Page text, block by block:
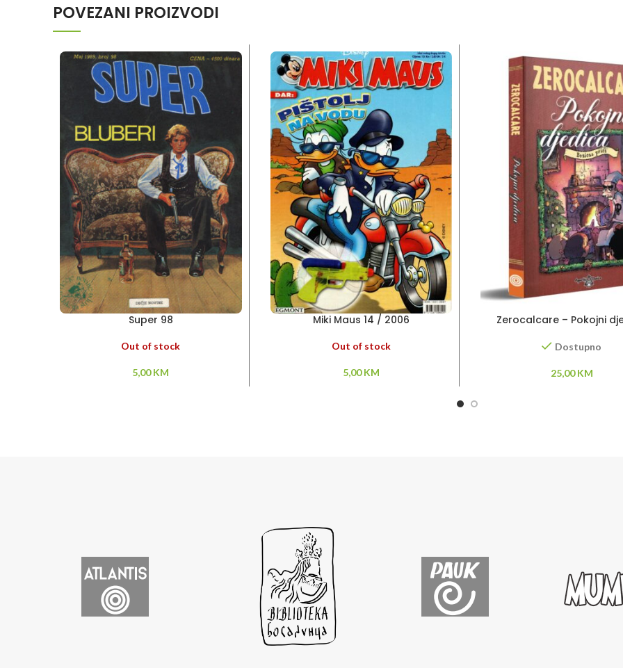
POVEZANI PROIZVODI
Super 98
Out of stock
5,00KM
Miki Maus 14 / 2006
Out of stock
5,00KM
Zerocalcare – Pokojni
Dostupno
25,00KM